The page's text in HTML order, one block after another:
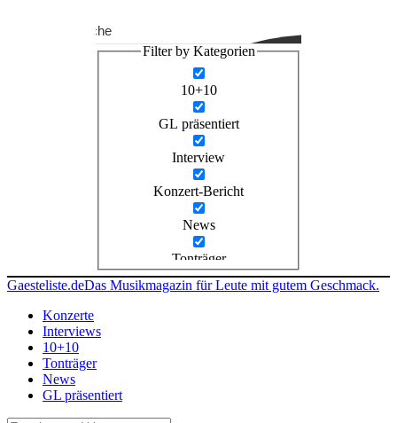
Suche
Filter by Kategorien
10+10
GL präsentiert
Interview
Konzert-Bericht
News
Tonträger
Gaesteliste.deDas Musikmagazin für Leute mit gutem Geschmack.
Konzerte
Interviews
10+10
Tonträger
News
GL präsentiert